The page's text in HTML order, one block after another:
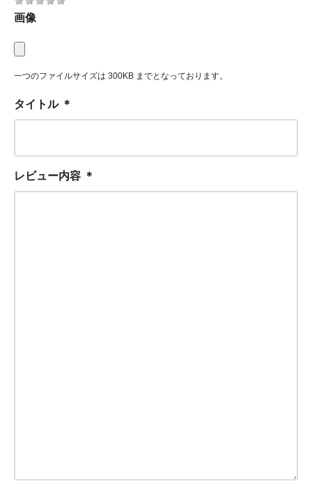
画像
一つのファイルサイズは 300KB までとなっております。
タイトル ＊
レビュー内容 ＊